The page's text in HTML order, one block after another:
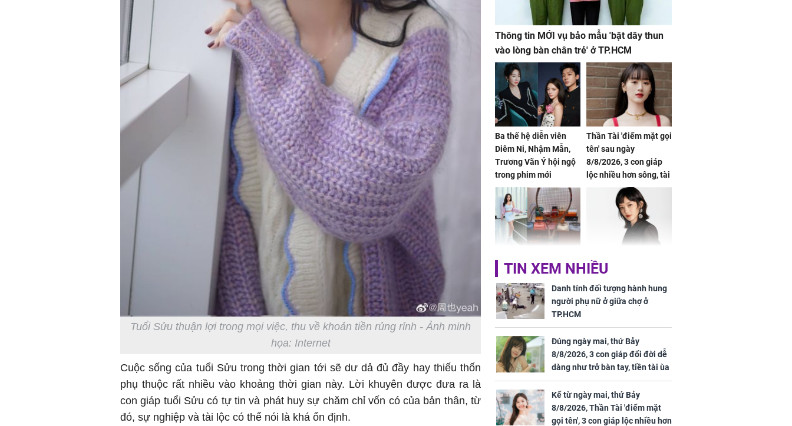
Tuổi Sửu thuận lợi trong mọi việc, thu về khoản tiền rủng rỉnh - Ảnh minh
họa: Internet
Cuộc sống của tuổi Sửu trong thời gian tới sẽ dư dả đủ đầy hay thiếu thốn
phụ thuộc rất nhiều vào khoảng thời gian này. Lời khuyên được đưa ra là
con giáp tuổi Sửu có tự tin và phát huy sự chăm chỉ vốn có của bản thân, từ
đó, sự nghiệp và tài lộc có thể nói là khá ổn định.
Thông tin MỚI vụ bảo mẫu 'bật dây thun
vào lòng bàn chân trẻ' ở TP.HCM
Ba thế hệ diễn viên
Diêm Ni, Nhậm Mẫn,
Trương Vãn Ý hội ngộ
trong phim mới
Thần Tài 'điểm mặt gọi
tên' sau ngày
8/8/2026, 3 con giáp
lộc nhiều hơn sông, tài
vận sáng như trăng
Rằm, chính thức hết
HH Mai Phương Thúy:
Mua đồ hiệu theo "lô",
tặng em gái biệt thự
120 tỷ trong "nốt nhạc"
Triệu Lệ Dĩnh liên tiếp
được Kim Ưng ưu ái,
đãi ngộ đặc biệt gây
chú ý
Danh tính đối tượng
nữ ở giữa chợ ở
TP.HCM
TIN XEM NHIỀU
Danh tính đối tượng hành hung
người phụ nữ ở giữa chợ ở
TP.HCM
Đúng ngày mai, thứ Bảy
8/8/2026, 3 con giáp đổi đời dễ
dàng như trở bàn tay, tiền tài ùa
tới, ngồi không lộc cũng đến,
phú quý theo tới già
Kể từ ngày mai, thứ Bảy
8/8/2026, Thần Tài 'điểm mặt
gọi tên', 3 con giáp lộc nhiều hơn